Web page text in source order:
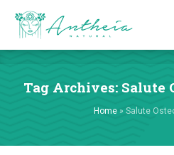
Tag Archives:
Home » Salute